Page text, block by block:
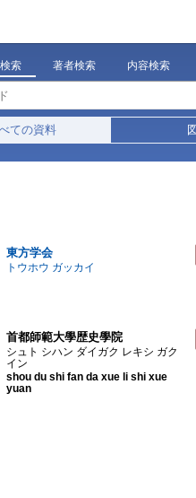
索 著者検索 内容検索
ての資料
東方学会
トウホウ ガッカイ
首都師範大學歴史學院
シュト シハン ダイガク レキシ ガク
イン
shou du shi fan da xue li shi xue
yuan